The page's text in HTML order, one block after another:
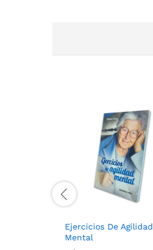
Ejercicios De Agilidad
Mental